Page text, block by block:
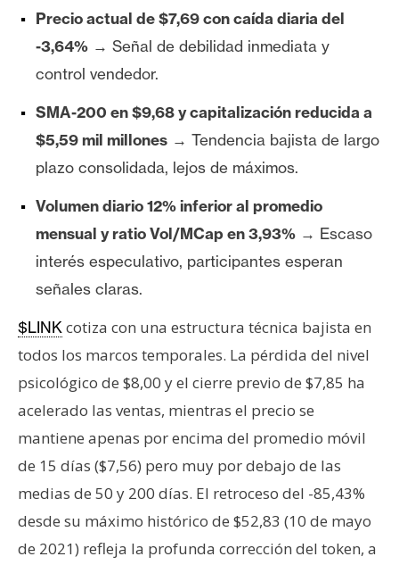
e
P
r
n
s
e
m
a
R
e
c
u
r
o
s
Precio actual de $7,69 con caída diaria del
-3,64% → Señal de debilidad inmediata y
control vendedor.
SMA-200 en $9,68 y capitalización reducida a
$5,59 mil millones → Tendencia bajista de largo
plazo consolidada, lejos de máximos.
Volumen diario 12% inferior al promedio
mensual y ratio Vol/MCap en 3,93% → Escaso
interés especulativo, participantes esperan
señales claras.
$LINK cotiza con una estructura técnica bajista en
todos los marcos temporales. La pérdida del nivel
psicológico de $8,00 y el cierre previo de $7,85 ha
acelerado las ventas, mientras el precio se
mantiene apenas por encima del promedio móvil
de 15 días ($7,56) pero muy por debajo de las
medias de 50 y 200 días. El retroceso del -85,43%
desde su máximo histórico de $52,83 (10 de mayo
de 2021) refleja la profunda corrección del token, a